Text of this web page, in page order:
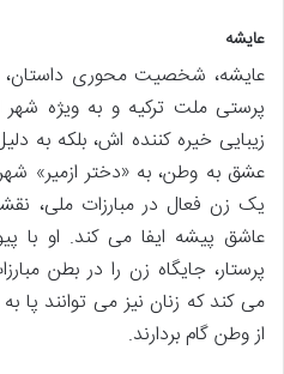
عایشه
عایشه، شخصیت محوری داستان،
پرستی ملت ترکیه و به ویژه شهر
زیبایی خیره کننده اش، بلکه به
عشق به وطن، به «دختر ازمیر»
یک زن فعال در مبارزات ملی،
عاشق پیشه ایفا می کند. او با
پرستار، جایگاه زن را در بطن
می کند که زنان نیز می توانند پا
از وطن گام بردارند.